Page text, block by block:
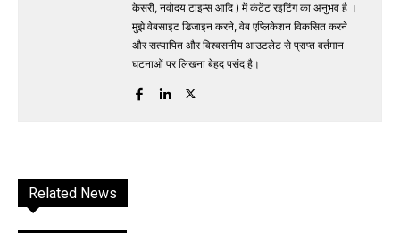
केसरी, नवोदय टाइम्स आदि ) में कंटेंट रइटिंग का अनुभव है ।
मुझे वेबसाइट डिजाइन करने, वेब एप्लिकेशन विकसित करने
और सत्यापित और विश्वसनीय आउटलेट से प्राप्त वर्तमान
घटनाओं पर लिखना बेहद पसंद है।
Related News